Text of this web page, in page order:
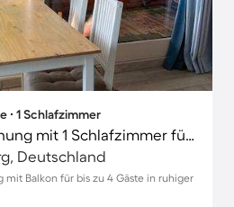
∙ 1 Schlafzimmer
Schöne Ferienwohnung mit 1 Schlafzimmer für 3 Personen
Deutschland
Balkon für bis zu 4 Gäste in ruhiger